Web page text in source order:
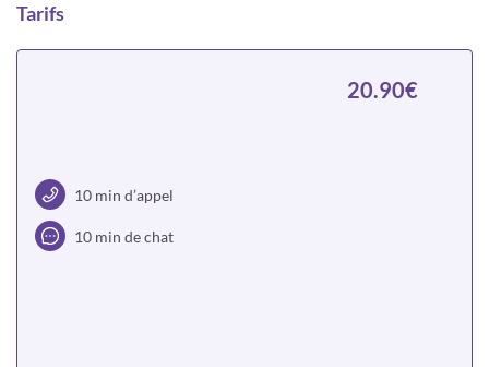
Tarifs
10 min d’appel
10 min de chat
20.90€